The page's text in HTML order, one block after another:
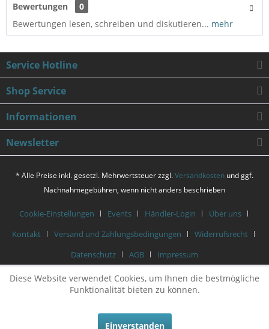
Bewertungen
0
Bewertungen lesen, schreiben und diskutieren... mehr
Service Hotline
Shop Service
Informationen
Newsletter
* Alle Preise inkl. gesetzl. Mehrwertsteuer zzgl.Versandkosten und ggf.
Nachnahmegebühren, wenn nicht anders beschrieben
Cookie-Einstellungen Events Händler-Login
Über uns
Kontakt
Versand und Zahlungsbedingungen
Widerrufsrecht
Datenschutz
AGB Impressum
Diese Website verwendet Cookies, um Ihnen die bestmögliche
Funktionalität bieten zu können.
Einverstanden